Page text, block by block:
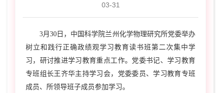
03-31
3月30 日，中国科学院兰州化学物理研究所党委举办
树立和践行正确政绩观学习教育读书班第二次集中学
习，研讨推进学习教育重点工作。党委书记、学习教育
专班组长王齐华主持学习会，党委委员、学习教育专班
成员、所领导班子成员参加学习。